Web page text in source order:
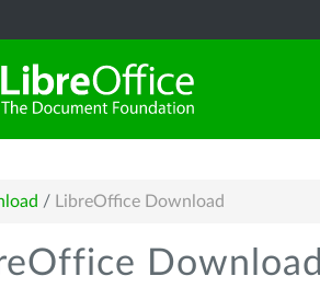
/ LibreOffice Download
Download